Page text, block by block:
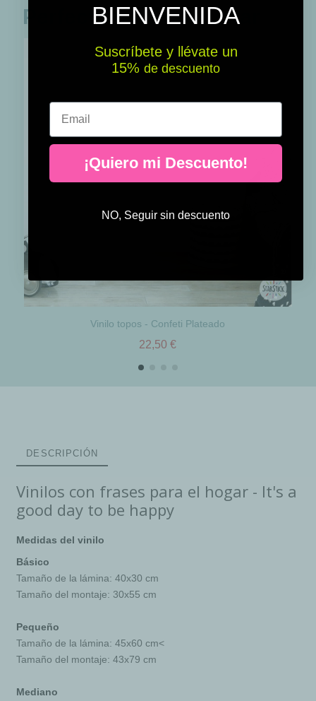
Perfecto para conjuntar
Vinilo topos - Confeti Plateado
22,50 €
DESCRIPCIÓN
Vinilos con frases para el hogar - It's a
good day to be happy
Medidas del vinilo
Básico
Tamaño de la lámina: 40x30 cm
Tamaño del montaje: 30x55 cm
Pequeño
Tamaño de la lámina: 45x60 cm<
Tamaño del montaje: 43x79 cm
Mediano
BIENVENIDA
Suscríbete y llévate un
15% ​​ de descuento
Email
¡Quiero mi Descuento!
NO, Seguir sin descuento